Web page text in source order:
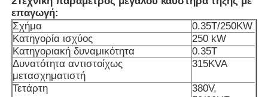
Περίπου εμείς
Γύρος εργοστασίων
επαγωγή:
Σχήμα
0.35T/250KW
Κατηγορία ισχύος
250 kW
Κατηγοριακή δυναμικότητα
0.35Τ
Δυνατότητα αντιστοίχως
μετασχηματιστή
315KVA
Τετάρτη
380V,